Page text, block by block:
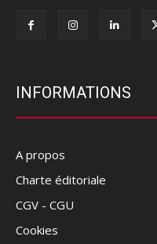
INFORMATIONS
A propos
Charte éditoriale
CGV - CGU
Cookies